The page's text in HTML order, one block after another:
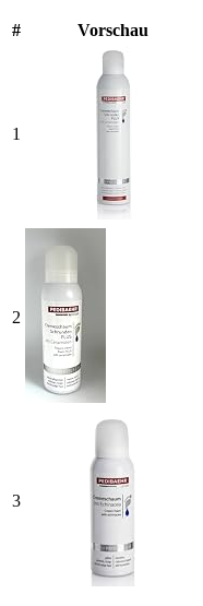
# Vorschau
1
2
3